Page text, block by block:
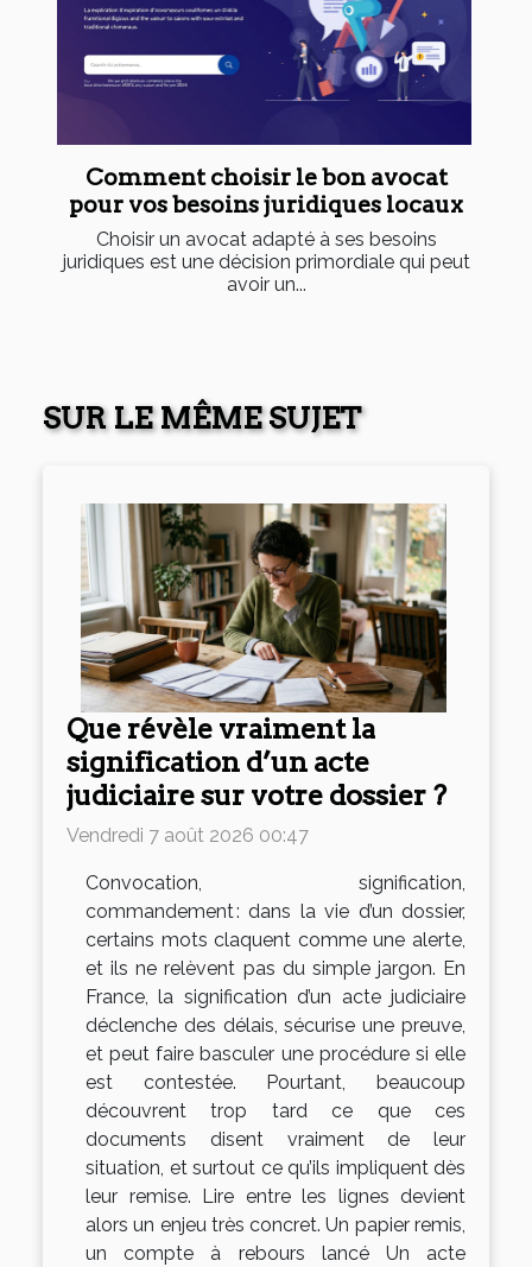
Comment choisir le bon avocat
pour vos besoins juridiques locaux
Choisir un avocat adapté à ses besoins
juridiques est une décision primordiale qui peut
avoir un...
SUR LE MÊME SUJET
Que révèle vraiment la
signification d’un acte
judiciaire sur votre dossier ?
Vendredi 7 août 2026 00:47
Convocation, signification,
commandement : dans la vie d’un dossier,
certains mots claquent comme une alerte,
et ils ne relèvent pas du simple jargon. En
France, la signification d’un acte judiciaire
déclenche des délais, sécurise une preuve,
et peut faire basculer une procédure si elle
est contestée. Pourtant, beaucoup
découvrent trop tard ce que ces
documents disent vraiment de leur
situation, et surtout ce qu’ils impliquent dès
leur remise. Lire entre les lignes devient
alors un enjeu très concret. Un papier remis,
un compte à rebours lancé Un acte